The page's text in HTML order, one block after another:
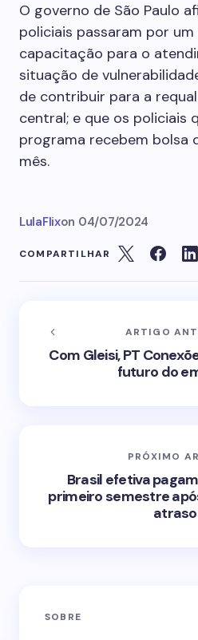
O governo de São Paulo
policiais passaram por
capacitação para o
situação de
de contribuir para a
central; e que os policiais
programa recebem bolsa
mês.
LulaFlixon 04/07/2024
COMPARTILHAR
ARTIGO
Com Gleisi, PT
futuro do
PRÓXIMO
Brasil efetiva
primeiro semestre
SOBRE